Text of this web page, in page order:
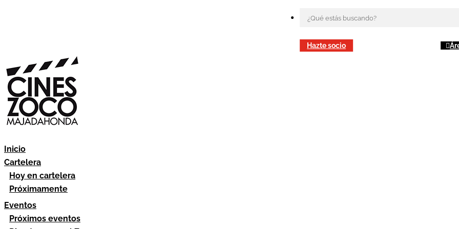
Hazte socio
Inicio
Cartelera
Hoy en cartelera
Próximamente
Eventos
Próximos eventos